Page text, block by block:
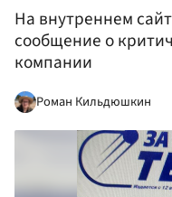
На внутреннем
сообщение о
компании
Роман Кильдюшкин